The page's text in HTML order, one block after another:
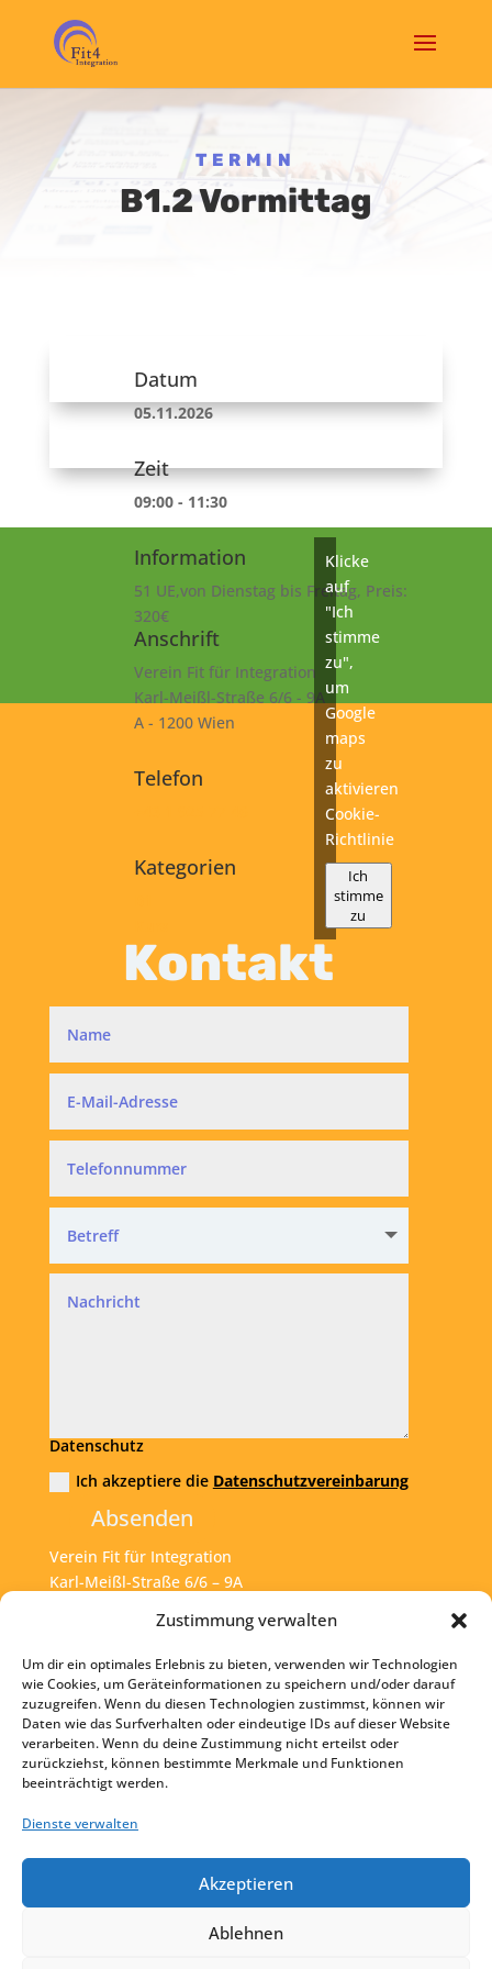
Zustimmung verwalten
Um dir ein optimales Erlebnis zu bieten, verwenden wir Technologien
wie Cookies, um Geräteinformationen zu speichern und/oder darauf
zuzugreifen. Wenn du diesen Technologien zustimmst, können wir
Daten wie das Surfverhalten oder eindeutige IDs auf dieser Website
verarbeiten. Wenn du deine Zustimmung nicht erteilst oder
zurückziehst, können bestimmte Merkmale und Funktionen
beeinträchtigt werden.
Dienste verwalten
Akzeptieren
Ablehnen
TERMIN
B1.2 Vormittag
Datum
05.11.2026
Zeit
09:00 - 11:30
Information
51 UE,von Dienstag bis Freitag, Preis:
320€
Anschrift
Verein Fit für Integration
Karl-Meißl-Straße 6/6 - 9A
A - 1200 Wien
Telefon
Kategorien
Klicke
auf
"Ich
stimme
zu",
um
Google
maps
zu
aktivieren
Cookie-
Richtlinie
Ich
stimme
zu
Kontakt
Datenschutz
Ich akzeptiere die Datenschutzvereinbarung
Absenden
Verein Fit für Integration
Karl-Meißl-Straße 6/6 – 9A
Tel:+43 1 925 77 46
Mail: office@fit4int.at
Startseite
Kontakt
Impressum